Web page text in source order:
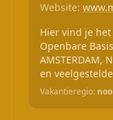
Website:
Hier vind je
Openbare
AMSTERDAM,
en
Vakantieregio: